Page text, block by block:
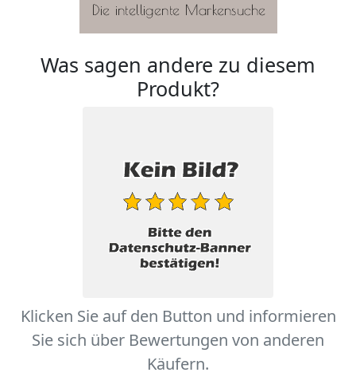
Was sagen andere zu diesem
Produkt?
Klicken Sie auf den Button und informieren
Sie sich über Bewertungen von anderen
Käufern.